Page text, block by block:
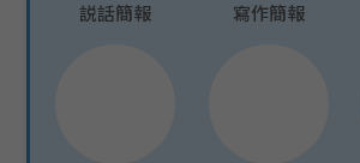
説話簡報 寫作簡報